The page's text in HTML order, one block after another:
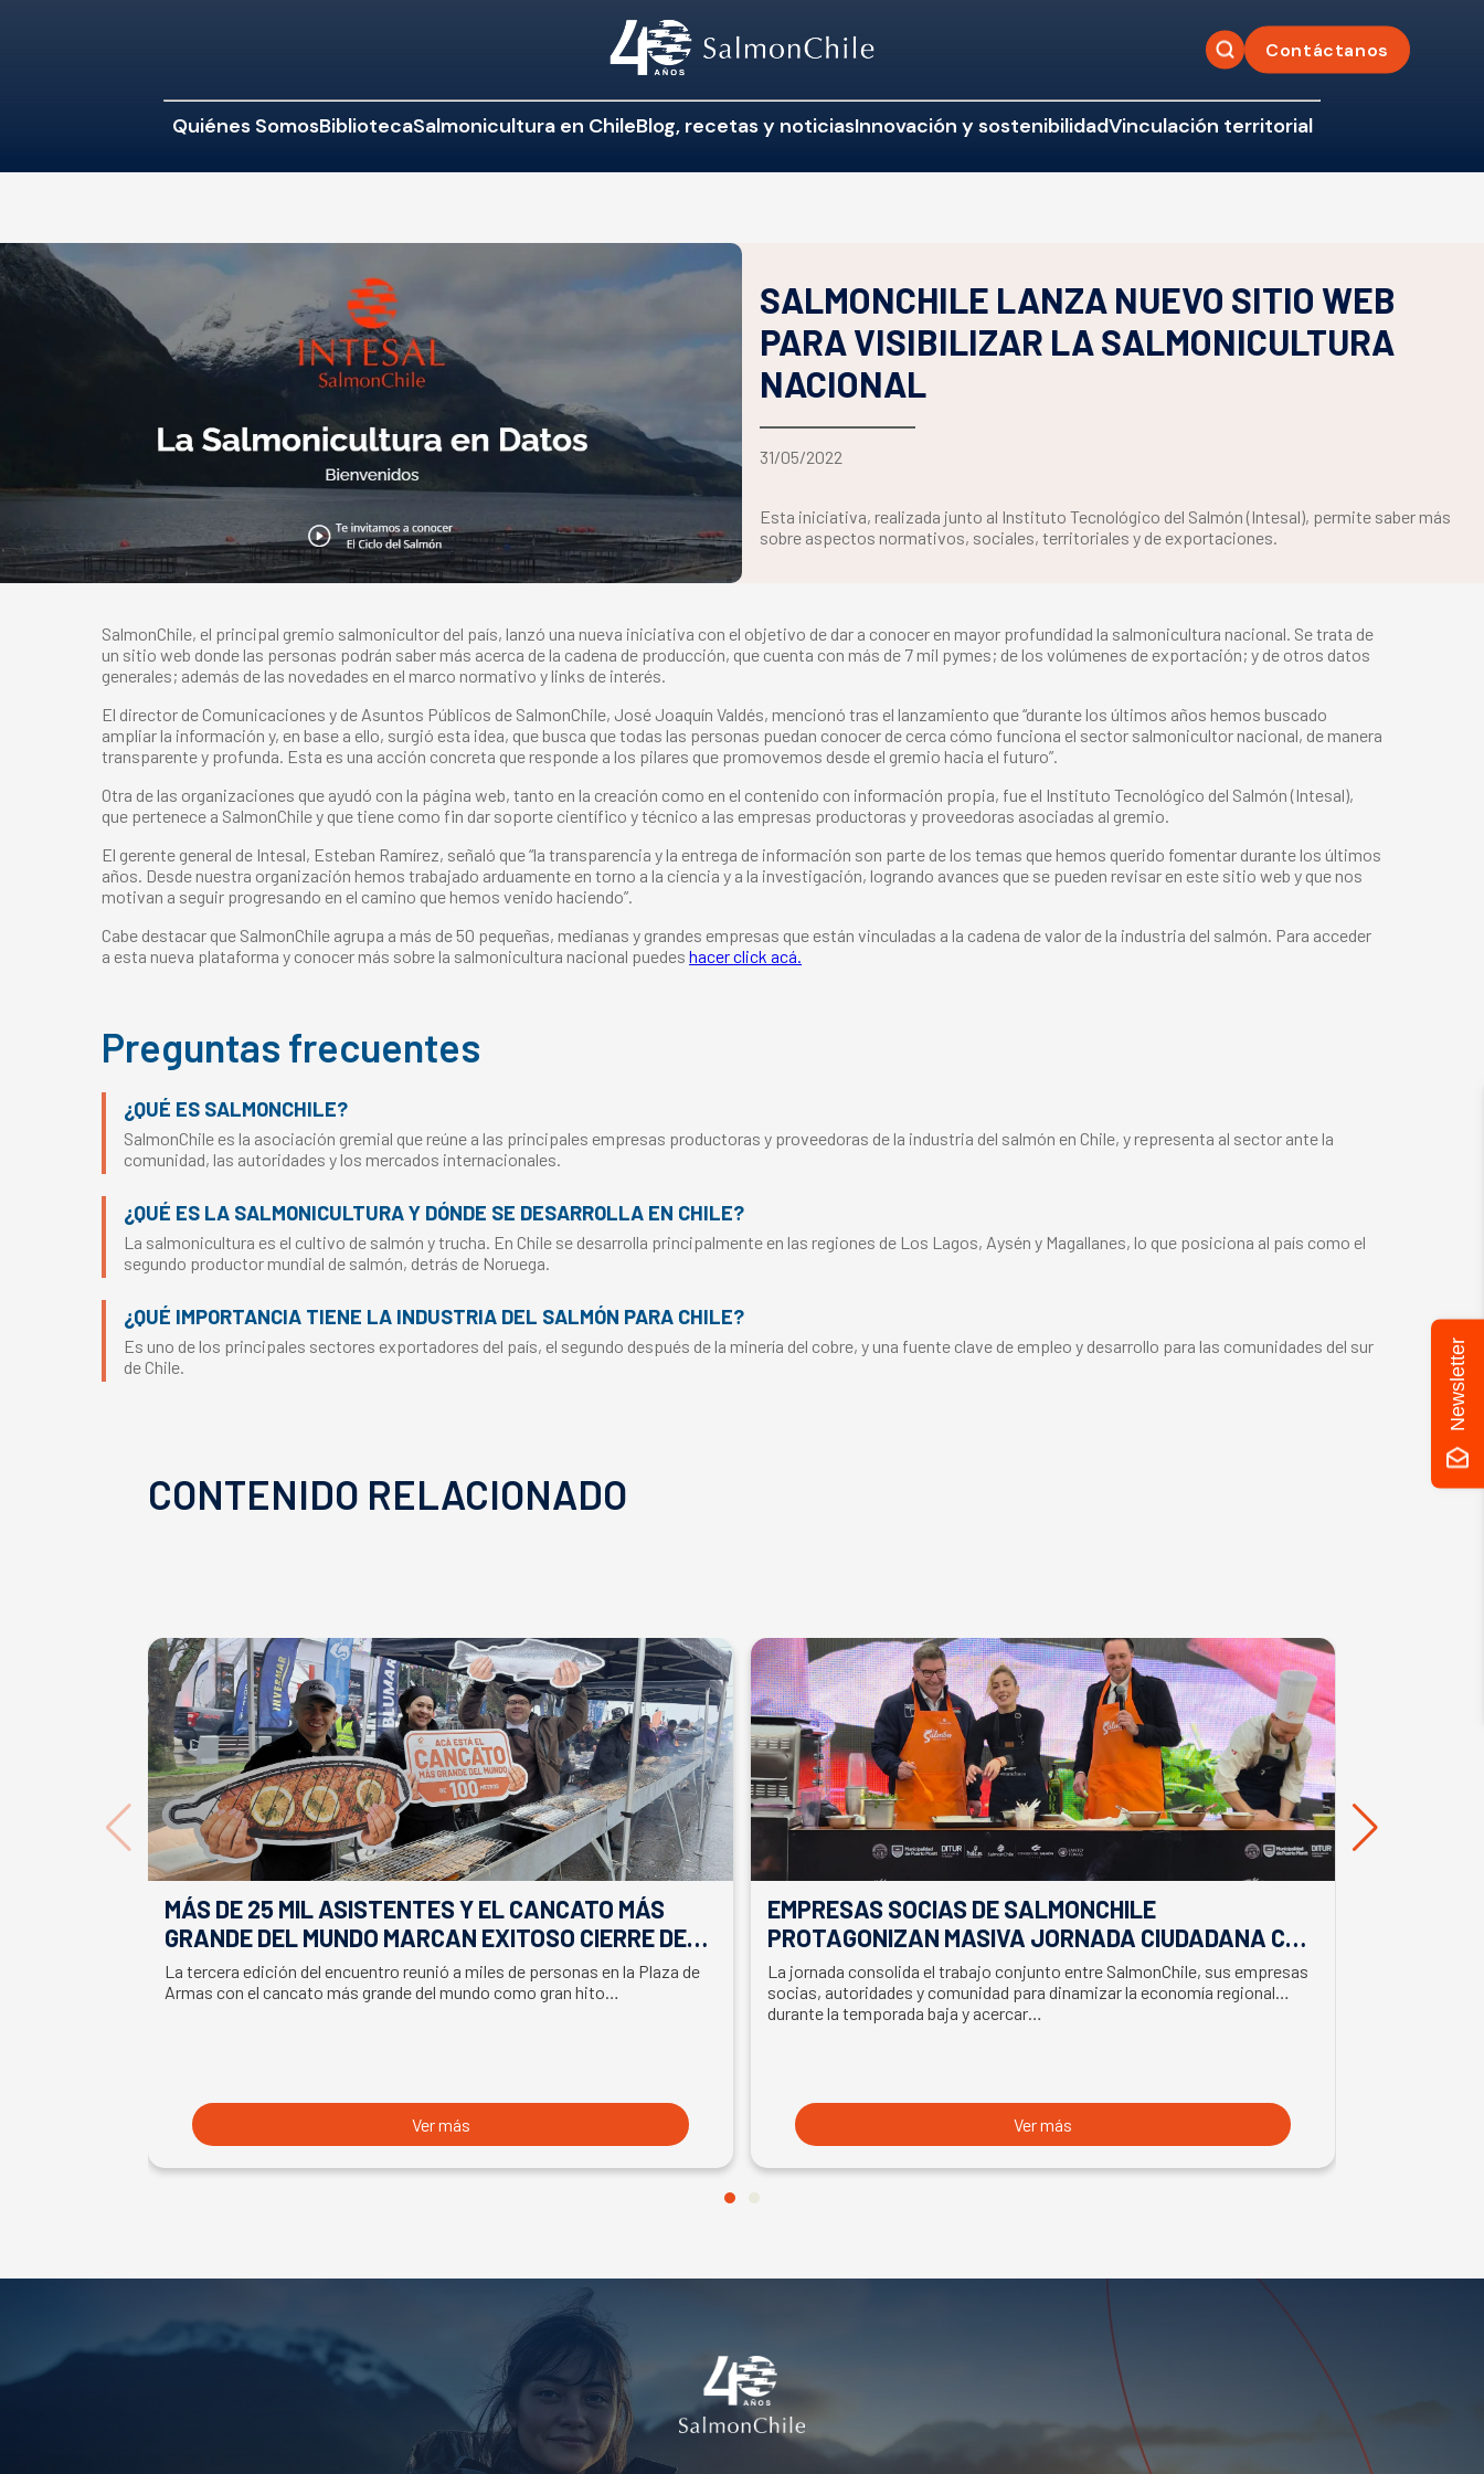
Contáctanos
Quiénes SomosBibliotecaSalmonicultura en ChileBlog, recetas y noticiasInnovación y sostenibilidadVinculación territorial
SALMONCHILE LANZA NUEVO SITIO WEB
PARA VISIBILIZAR LA SALMONICULTURA
NACIONAL
31/05/2022
Esta iniciativa, realizada junto al Instituto Tecnológico del Salmón (Intesal), permite saber más
sobre aspectos normativos, sociales, territoriales y de exportaciones.
SalmonChile, el principal gremio salmonicultor del país, lanzó una nueva iniciativa con el objetivo de dar a conocer en mayor profundidad la salmonicultura nacional. Se trata de
un sitio web donde las personas podrán saber más acerca de la cadena de producción, que cuenta con más de 7 mil pymes; de los volúmenes de exportación; y de otros datos
generales; además de las novedades en el marco normativo y links de interés.
El director de Comunicaciones y de Asuntos Públicos de SalmonChile, José Joaquín Valdés, mencionó tras el lanzamiento que “durante los últimos años hemos buscado
ampliar la información y, en base a ello, surgió esta idea, que busca que todas las personas puedan conocer de cerca cómo funciona el sector salmonicultor nacional, de manera
transparente y profunda. Esta es una acción concreta que responde a los pilares que promovemos desde el gremio hacia el futuro”.
Otra de las organizaciones que ayudó con la página web, tanto en la creación como en el contenido con información propia, fue el Instituto Tecnológico del Salmón (Intesal),
que pertenece a SalmonChile y que tiene como fin dar soporte científico y técnico a las empresas productoras y proveedoras asociadas al gremio.
El gerente general de Intesal, Esteban Ramírez, señaló que “la transparencia y la entrega de información son parte de los temas que hemos querido fomentar durante los últimos
años. Desde nuestra organización hemos trabajado arduamente en torno a la ciencia y a la investigación, logrando avances que se pueden revisar en este sitio web y que nos
motivan a seguir progresando en el camino que hemos venido haciendo”.
Cabe destacar que SalmonChile agrupa a más de 50 pequeñas, medianas y grandes empresas que están vinculadas a la cadena de valor de la industria del salmón. Para acceder
a esta nueva plataforma y conocer más sobre la salmonicultura nacional puedes hacer click acá.
Preguntas frecuentes
¿QUÉ ES SALMONCHILE?
SalmonChile es la asociación gremial que reúne a las principales empresas productoras y proveedoras de la industria del salmón en Chile, y representa al sector ante la
comunidad, las autoridades y los mercados internacionales.
¿QUÉ ES LA SALMONICULTURA Y DÓNDE SE DESARROLLA EN CHILE?
La salmonicultura es el cultivo de salmón y trucha. En Chile se desarrolla principalmente en las regiones de Los Lagos, Aysén y Magallanes, lo que posiciona al país como el
segundo productor mundial de salmón, detrás de Noruega.
¿QUÉ IMPORTANCIA TIENE LA INDUSTRIA DEL SALMÓN PARA CHILE?
Es uno de los principales sectores exportadores del país, el segundo después de la minería del cobre, y una fuente clave de empleo y desarrollo para las comunidades del sur
de Chile.
CONTENIDO RELACIONADO
MÁS DE 25 MIL ASISTENTES Y EL CANCATO MÁS
GRANDE DEL MUNDO MARCAN EXITOSO CIERRE DE
LA SEMANA DEL SALMÓN
La tercera edición del encuentro reunió a miles de personas en la Plaza de
Armas con el cancato más grande del mundo como gran hito…
Ver más
EMPRESAS SOCIAS DE SALMONCHILE
PROTAGONIZAN MASIVA JORNADA CIUDADANA CON
LA PARTICIPACIÓN DEL BIMINISTRO DE ECONOMÍA
EN SEMANA DEL SALMÓN
La jornada consolida el trabajo conjunto entre SalmonChile, sus empresas
socias, autoridades y comunidad para dinamizar la economía regional
durante la temporada baja y acercar…
Ver más
Newsletter